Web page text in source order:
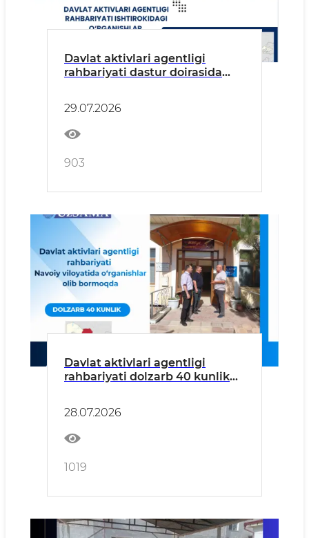
Davlat aktivlari agentligi
rahbariyati dastur doirasida
tumanlarida o‘rganish
o‘tkazmoqda
29.07.2026
903
Davlat aktivlari agentligi
rahbariyati dolzarb 40 kunlik
28.07.2026
1019